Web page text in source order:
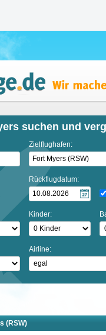
suchen und
Zielflughafen:
Rückflugdatum:
Kinder:
Airline:
(RSW)